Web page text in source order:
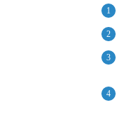
1
2
3
4